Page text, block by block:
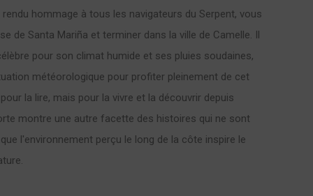
hommage à tous les navigateurs du Serpent, vous
de Santa Mariña et terminer dans la ville de Camelle. Il
pour son climat humide et ses pluies soudaines,
météorologique pour profiter pleinement de cet
la lire, mais pour la vivre et la découvrir depuis
montre une autre facette des histoires qui ne sont
l'environnement perçu le long de la côte inspire le